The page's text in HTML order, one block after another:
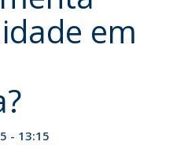
em
- 13:15